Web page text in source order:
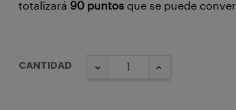
totalizará 90 puntos que se puede
CANTIDAD